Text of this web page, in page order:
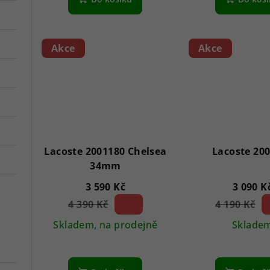
Akce
Lacoste 2001180 Chelsea
34mm
3 590 Kč
4 390 Kč
Skladem, na prodejně
Akce
Lacoste
3 090
4 190 Kč